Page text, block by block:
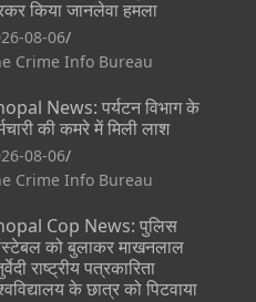
किया जानलेवा हमला
08-06
Crime Info Bureau
News: पर्यटन विभाग के
की कमरे में मिली लाश
08-06
Crime Info Bureau
Cop News: पुलिस
को बुलाकर माखनलाल
राष्ट्रीय पत्रकारिता
के छात्र को पिटवाया